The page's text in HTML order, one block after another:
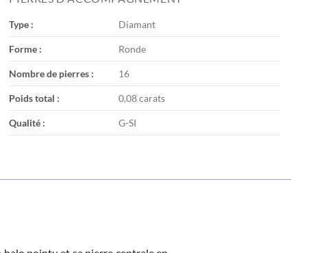
Type : Diamant
Forme : Ronde
Nombre de pierres : 16
Poids total : 0,08 carats
Qualité : G-SI